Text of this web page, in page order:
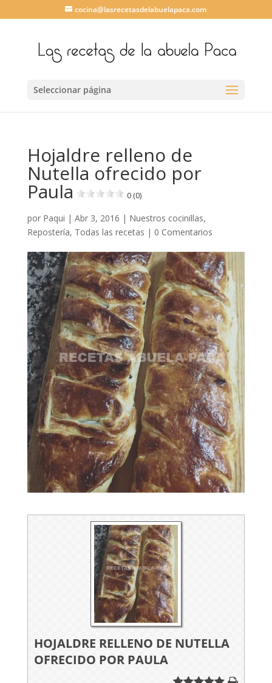
cocina@lasrecetasdelabuelapaca.com
Seleccionar página
Hojaldre relleno de
Nutella ofrecido por
Paula 0 (0)
por Paqui | Abr 3, 2016 | Nuestros cocinillas,
Repostería, Todas las recetas | 0 Comentarios
HOJALDRE RELLENO DE NUTELLA
OFRECIDO POR PAULA